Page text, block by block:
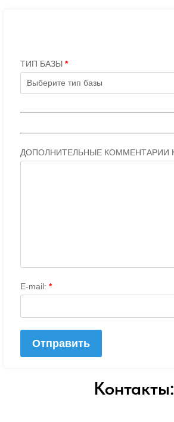
Контакты: